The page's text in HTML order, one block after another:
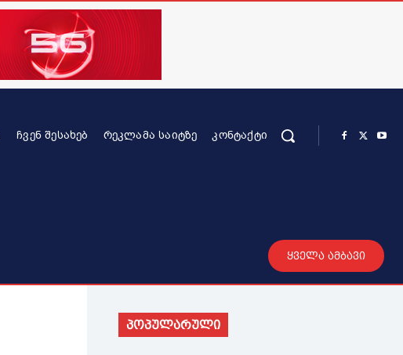
ᲩᲕᲔᲜ ᲨᲔᲡᲐᲮᲔᲑ ᲠᲔᲙᲚᲐᲛᲐ ᲡᲐᲘᲢᲖᲔ ᲙᲝᲜᲢᲐᲥᲢᲘ
ყველა ამბავი
პოპულარული